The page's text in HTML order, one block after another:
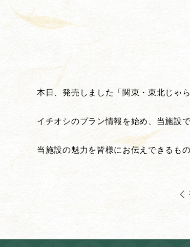
本日、発売しました「関東・東北じゃ
イチオシのプラン情報を始め、当施設
当施設の魅力を皆様にお伝えできるも